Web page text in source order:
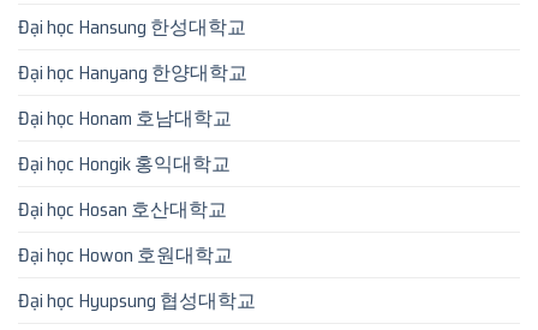
Đại học Hansung 한성대학교
Đại học Hanyang 한양대학교
Đại học Honam 호남대학교
Đại học Hongik 홍익대학교
Đại học Hosan 호산대학교
Đại học Howon 호원대학교
Đại học Hyupsung 협성대학교